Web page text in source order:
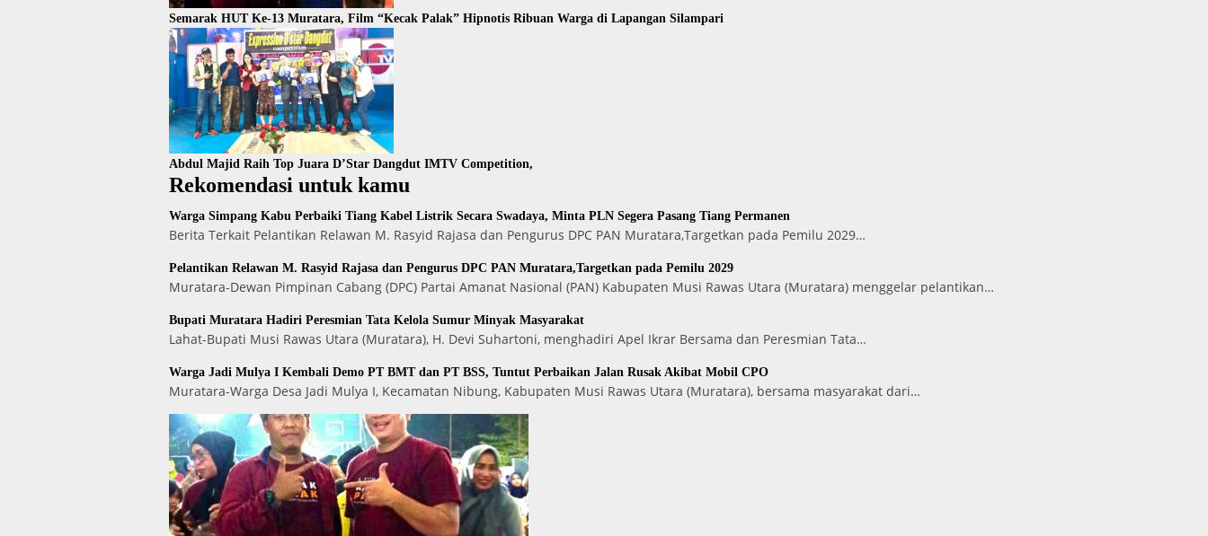
Semarak HUT Ke-13 Muratara, Film “Kecak Palak” Hipnotis Ribuan Warga di Lapangan Silampari
Abdul Majid Raih Top Juara D’Star Dangdut IMTV Competition,
Rekomendasi untuk kamu
Warga Simpang Kabu Perbaiki Tiang Kabel Listrik Secara Swadaya, Minta PLN Segera Pasang Tiang Permanen
Berita Terkait Pelantikan Relawan M. Rasyid Rajasa dan Pengurus DPC PAN Muratara,Targetkan pada Pemilu 2029…
Pelantikan Relawan M. Rasyid Rajasa dan Pengurus DPC PAN Muratara,Targetkan pada Pemilu 2029
Muratara-Dewan Pimpinan Cabang (DPC) Partai Amanat Nasional (PAN) Kabupaten Musi Rawas Utara (Muratara) menggelar pelantikan…
Bupati Muratara Hadiri Peresmian Tata Kelola Sumur Minyak Masyarakat
Lahat-Bupati Musi Rawas Utara (Muratara), H. Devi Suhartoni, menghadiri Apel Ikrar Bersama dan Peresmian Tata…
Warga Jadi Mulya I Kembali Demo PT BMT dan PT BSS, Tuntut Perbaikan Jalan Rusak Akibat Mobil CPO
Muratara-Warga Desa Jadi Mulya I, Kecamatan Nibung, Kabupaten Musi Rawas Utara (Muratara), bersama masyarakat dari…